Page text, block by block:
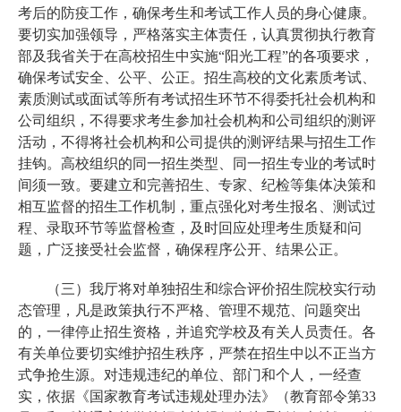
考后的防疫工作，确保考生和考试工作人员的身心健康。
要切实加强领导，严格落实主体责任，认真贯彻执行教育
部及我省关于在高校招生中实施“阳光工程”的各项要求，
确保考试安全、公平、公正。招生高校的文化素质考试、
素质测试或面试等所有考试招生环节不得委托社会机构和
公司组织，不得要求考生参加社会机构和公司组织的测评
活动，不得将社会机构和公司提供的测评结果与招生工作
挂钩。高校组织的同一招生类型、同一招生专业的考试时
间须一致。要建立和完善招生、专家、纪检等集体决策和
相互监督的招生工作机制，重点强化对考生报名、测试过
程、录取环节等监督检查，及时回应处理考生质疑和问
题，广泛接受社会监督，确保程序公开、结果公正。
（三）我厅将对单独招生和综合评价招生院校实行动
态管理，凡是政策执行不严格、管理不规范、问题突出
的，一律停止招生资格，并追究学校及有关人员责任。各
有关单位要切实维护招生秩序，严禁在招生中以不正当方
式争抢生源。对违规违纪的单位、部门和个人，一经查
实，依据《国家教育考试违规处理办法》（教育部令第33